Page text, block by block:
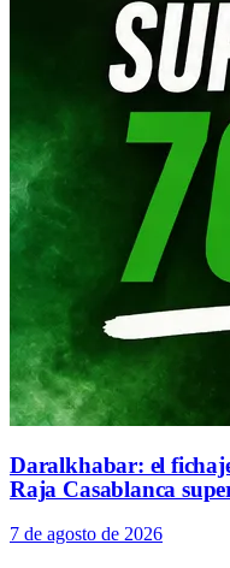
Daralkhabar: el
Raja Casablanca
7 de agosto de 2026